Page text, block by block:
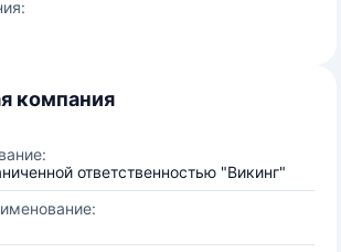
компания
ответственностью "Викинг"